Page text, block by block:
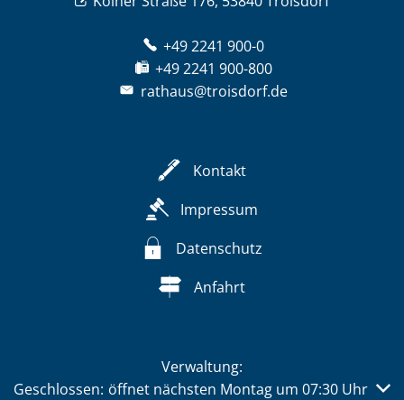
+49 2241 900-0
+49 2241 900-800
rathaus@troisdorf.de
Kontakt
Impressum
Datenschutz
Anfahrt
Verwaltung:
Klicken, um weitere Öffnungs- oder Schließzeiten
Geschlossen: öffnet nächsten Montag um 07:30 Uhr